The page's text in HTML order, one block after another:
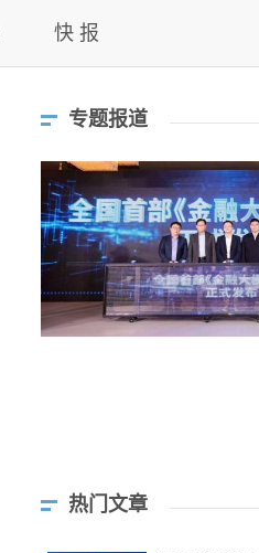
快 报
专题报道
热门文章